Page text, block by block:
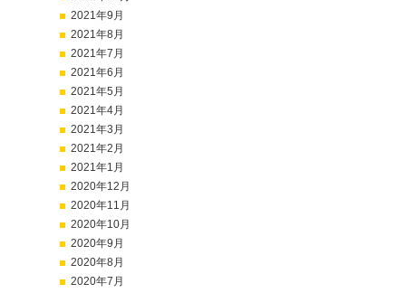
2021年9月
2021年8月
2021年7月
2021年6月
2021年5月
2021年4月
2021年3月
2021年2月
2021年1月
2020年12月
2020年11月
2020年10月
2020年9月
2020年8月
2020年7月